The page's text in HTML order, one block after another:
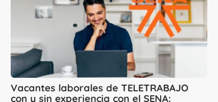
Vacantes laborales de TELETRABAJO
con y sin experiencia con el SENA: